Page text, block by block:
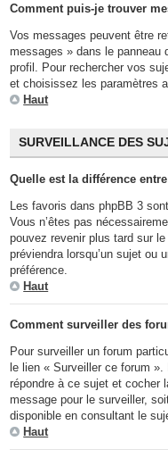
Comment puis-je trouver
Vos messages peuvent être
messages » dans le panneau
profil. Pour rechercher vos
et choisissez les paramètres
Haut
SURVEILLANCE DES
Quelle est la différence
Les favoris dans phpBB 3
Vous n’êtes pas
pouvez revenir plus tard sur
préviendra lorsqu’un sujet ou
préférence.
Haut
Comment surveiller des
Pour surveiller un forum
le lien « Surveiller ce forum
répondre à ce sujet et cocher
message pour le surveiller,
disponible en consultant le
Haut